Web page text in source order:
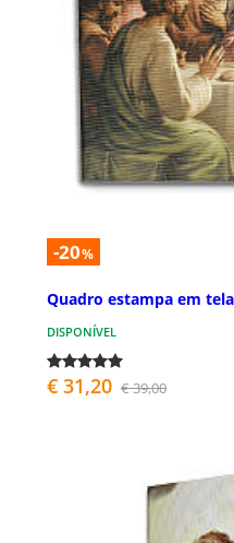
-20%
Quadro estampa em
DISPONÍVEL
€ 31,20 € 39,00